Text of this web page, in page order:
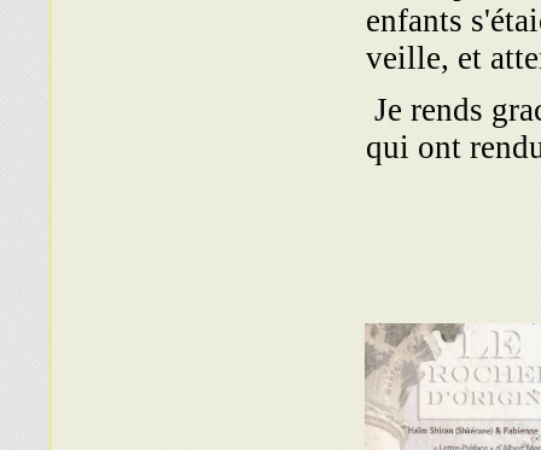
enfants
veille, et
Je rends
qui ont